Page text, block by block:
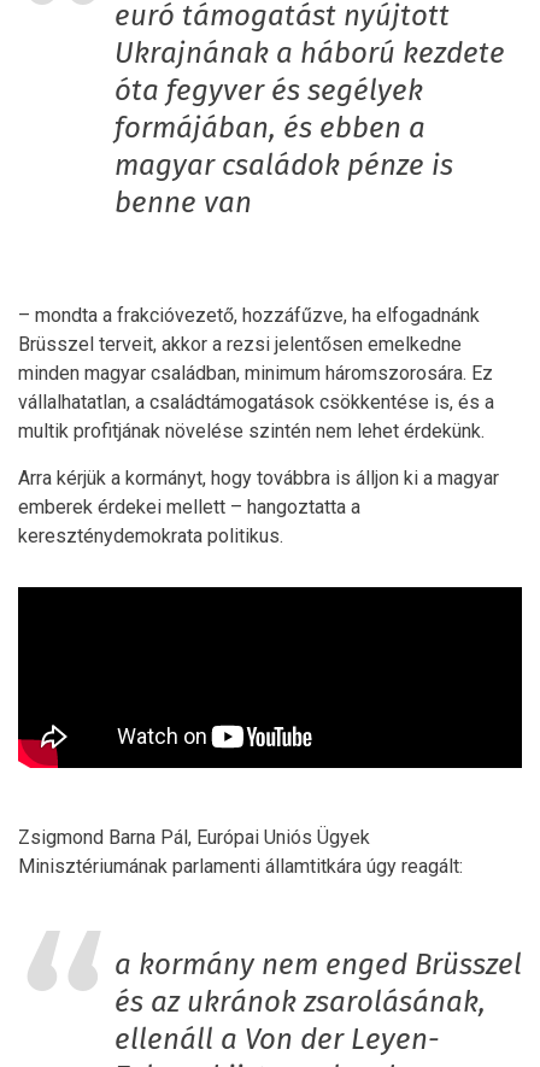
euró támogatást nyújtott
Ukrajnának a háború kezdete
óta fegyver és segélyek
formájában, és ebben a
magyar családok pénze is
benne van
– mondta a frakcióvezető, hozzáfűzve, ha elfogadnánk
Brüsszel terveit, akkor a rezsi jelentősen emelkedne
minden magyar családban, minimum háromszorosára. Ez
vállalhatatlan, a családtámogatások csökkentése is, és a
multik profitjának növelése szintén nem lehet érdekünk.
Arra kérjük a kormányt, hogy továbbra is álljon ki a magyar
emberek érdekei mellett – hangoztatta a
kereszténydemokrata politikus.
Zsigmond Barna Pál, Európai Uniós Ügyek
Minisztériumának parlamenti államtitkára úgy reagált:
a kormány nem enged Brüsszel
és az ukránok zsarolásának,
ellenáll a Von der Leyen-